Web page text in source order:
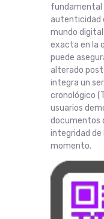
fundamental
autenticidad
mundo
exacta en la
puede
alterado
integra un
cronológico
usuarios
documentos
integridad
momento.